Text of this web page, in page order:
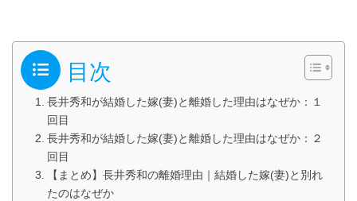
目次
長井秀和が結婚した嫁(妻)と離婚した理由はなぜか：１
回目
長井秀和が結婚した嫁(妻)と離婚した理由はなぜか：２
回目
【まとめ】長井秀和の離婚理由｜結婚した嫁(妻)と別れ
たのはなぜか